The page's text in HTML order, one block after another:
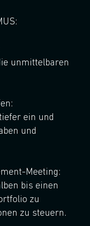
unmittelbaren
ein und
und
Meeting:
bis einen
zu
zu steuern.